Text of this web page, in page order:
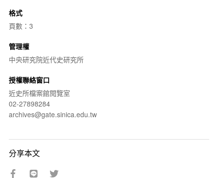
格式
頁數：3
管理權
中央研究院近代史研究所
授權聯絡窗口
近史所檔案館閱覽室
02-27898284
archives@gate.sinica.edu.tw
分享本文